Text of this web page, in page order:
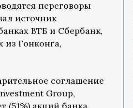
переговоры
источник
ВТБ и Сбербанк,
из Гонконга,
соглашение
Group,